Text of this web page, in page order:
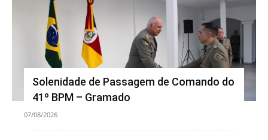
Solenidade de Passagem de Comando do
41º BPM – Gramado
07/08/2026